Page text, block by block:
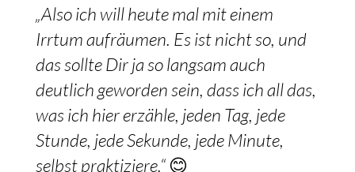
„Also ich will heute mal mit einem
Irrtum aufräumen. Es ist nicht so, und
das sollte Dir ja so langsam auch
deutlich geworden sein, dass ich all das,
was ich hier erzähle, jeden Tag, jede
Stunde, jede Sekunde, jede Minute,
selbst praktiziere.“😊